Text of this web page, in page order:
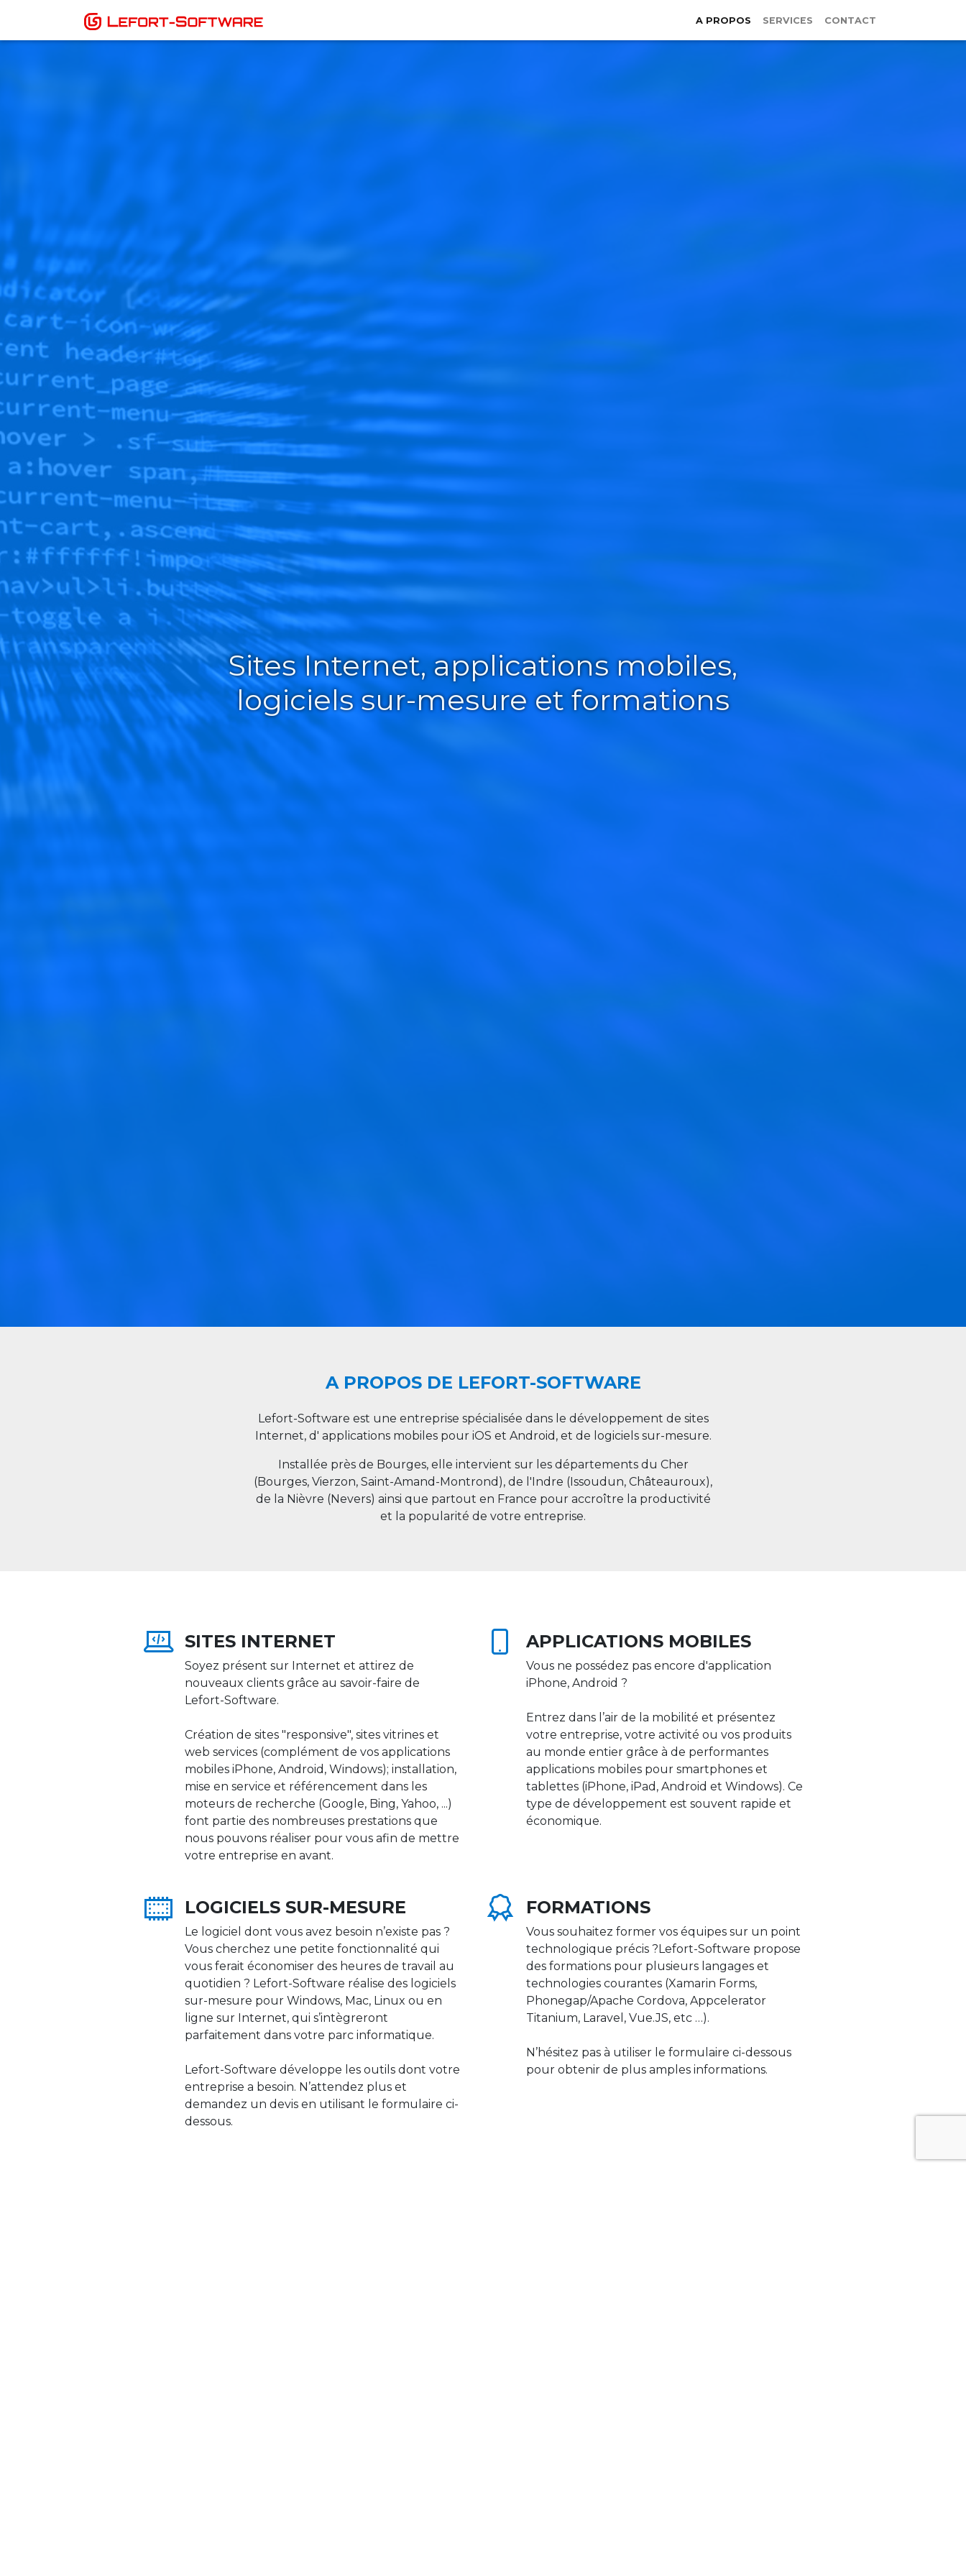
A PROPOS SERVICES CONTACT
Sites Internet, applications mobiles,
logiciels sur-mesure et formations
A PROPOS DE LEFORT-SOFTWARE
Lefort-Software est une entreprise spécialisée dans le développement de sites
Internet, d' applications mobiles pour iOS et Android, et de logiciels sur-mesure.
Installée près de Bourges, elle intervient sur les départements du Cher
(Bourges, Vierzon, Saint-Amand-Montrond), de l'Indre (Issoudun, Châteauroux),
de la Nièvre (Nevers) ainsi que partout en France pour accroître la productivité
et la popularité de votre entreprise.
SITES INTERNET
Soyez présent sur Internet et attirez de
nouveaux clients grâce au savoir-faire de
Lefort-Software.
Création de sites "responsive", sites vitrines et
web services (complément de vos applications
mobiles iPhone, Android, Windows); installation,
mise en service et référencement dans les
moteurs de recherche (Google, Bing, Yahoo, ...)
font partie des nombreuses prestations que
nous pouvons réaliser pour vous afin de mettre
votre entreprise en avant.
APPLICATIONS MOBILES
Vous ne possédez pas encore d'application
iPhone, Android ?
Entrez dans l’air de la mobilité et présentez
votre entreprise, votre activité ou vos produits
au monde entier grâce à de performantes
applications mobiles pour smartphones et
tablettes (iPhone, iPad, Android et Windows). Ce
type de développement est souvent rapide et
économique.
LOGICIELS SUR-MESURE
Le logiciel dont vous avez besoin n’existe pas ?
Vous cherchez une petite fonctionnalité qui
vous ferait économiser des heures de travail au
quotidien ? Lefort-Software réalise des logiciels
sur-mesure pour Windows, Mac, Linux ou en
ligne sur Internet, qui s’intègreront
parfaitement dans votre parc informatique.
Lefort-Software développe les outils dont votre
entreprise a besoin. N’attendez plus et
demandez un devis en utilisant le formulaire ci-
dessous.
FORMATIONS
Vous souhaitez former vos équipes sur un point
technologique précis ?Lefort-Software propose
des formations pour plusieurs langages et
technologies courantes (Xamarin Forms,
Phonegap/Apache Cordova, Appcelerator
Titanium, Laravel, Vue.JS, etc …).
N’hésitez pas à utiliser le formulaire ci-dessous
pour obtenir de plus amples informations.